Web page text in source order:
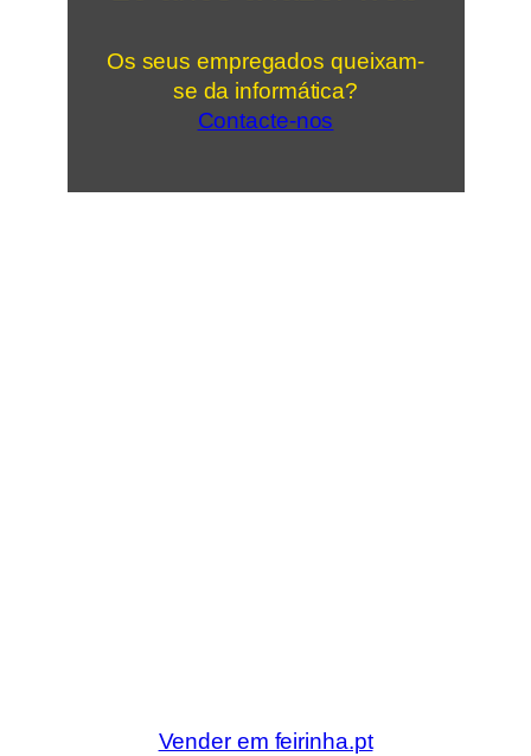
Os seus empregados queixam-
se da informática?
Contacte-nos
Vender em feirinha.pt